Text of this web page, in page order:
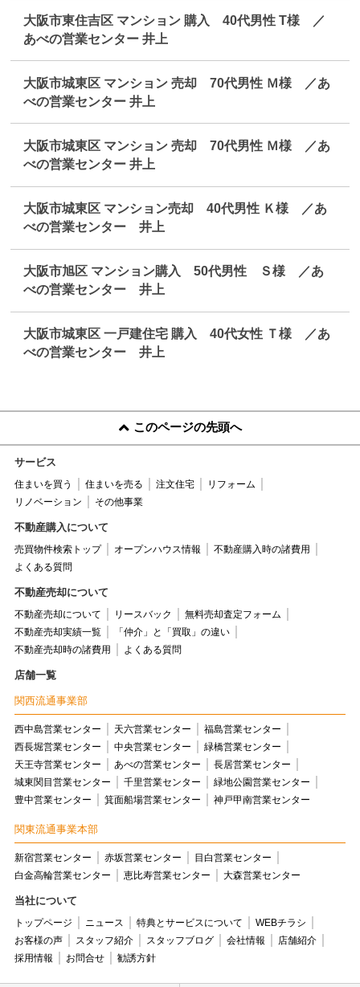
大阪市東住吉区 マンション 購入 40代男性 T様 ／
あべの営業センター 井上
大阪市城東区 マンション 売却 70代男性 Ｍ様 ／あ
べの営業センター 井上
大阪市城東区 マンション 売却 70代男性 Ｍ様 ／あ
べの営業センター 井上
大阪市城東区 マンション売却 40代男性 Ｋ様 ／あ
べの営業センター 井上
大阪市旭区 マンション購入 50代男性 Ｓ様 ／あ
べの営業センター 井上
大阪市城東区 一戸建住宅 購入 40代女性 Ｔ様 ／あ
べの営業センター 井上
このページの先頭へ
サービス
住まいを買う 住まいを売る 注文住宅
リフォーム
リノベーション
その他事業
不動産購入について
売買物件検索トップ オープンハウス情報
不動産購入時の諸費用
よくある質問
不動産売却について
不動産売却について リースバック
無料売却査定フォーム
不動産売却実績一覧
「仲介」と「買取」の違い
不動産売却時の諸費用
よくある質問
店舗一覧
関西流通事業部
西中島営業センター 天六営業センター
福島営業センター
西長堀営業センター
中央営業センター
緑橋営業センター
天王寺営業センター
あべの営業センター
長居営業センター
城東関目営業センター
千里営業センター
緑地公園営業センター
豊中営業センター
箕面船場営業センター 神戸甲南営業センター
関東流通事業本部
新宿営業センター 赤坂営業センター
目白営業センター
白金高輪営業センター
恵比寿営業センター 大森営業センター
当社について
トップページ ニュース 特典とサービスについて
WEBチラシ
お客様の声
スタッフ紹介 スタッフブログ 会社情報
店舗紹介
採用情報
お問合せ 勧誘方針